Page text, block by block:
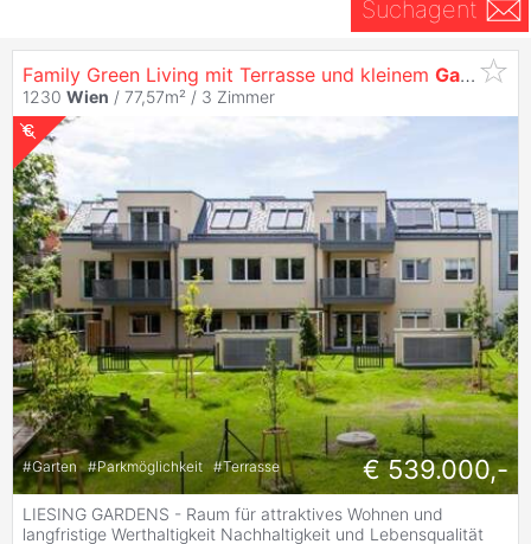
Suchagent
Family Green Living mit Terrasse und kleinem Garten
1230 Wien / 77,57m² / 3 Zimmer
#Garten #Parkmöglichkeit #Terrasse € 539.000,-
LIESING GARDENS - Raum für attraktives Wohnen und
langfristige Werthaltigkeit Nachhaltigkeit und Lebensqualität